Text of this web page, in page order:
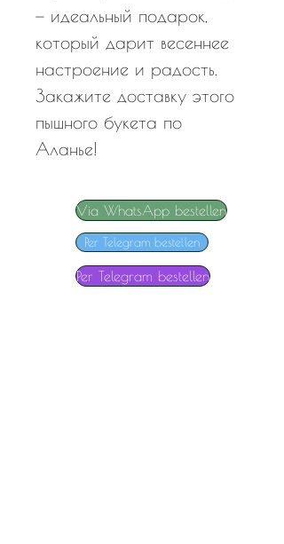
— идеальный подарок,
который дарит весеннее
настроение и радость.
Закажите доставку этого
пышного букета по
Аланье!
Via WhatsApp bestellen
Per Telegram bestellen
Per Telegram bestellen